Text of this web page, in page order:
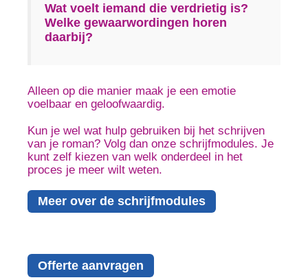
Wat voelt iemand die verdrietig is?
Welke gewaarwordingen horen
daarbij?
Alleen op die manier maak je een emotie
voelbaar en geloofwaardig.
Kun je wel wat hulp gebruiken bij het schrijven
van je roman? Volg dan onze schrijfmodules. Je
kunt zelf kiezen van welk onderdeel in het
proces je meer wilt weten.
Meer over de schrijfmodules
Offerte aanvragen